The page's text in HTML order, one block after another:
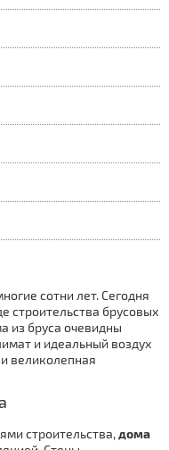
сотни лет. Сегодня
строительства брусовых
из бруса очевидны
и идеальный воздух
великолепная
строительства,дома